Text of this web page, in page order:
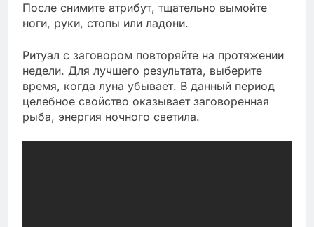
После снимите атрибут, тщательно вымойте
ноги, руки, стопы или ладони.
Ритуал с заговором повторяйте на протяжении
недели. Для лучшего результата, выберите
время, когда луна убывает. В данный период
целебное свойство оказывает заговоренная
рыба, энергия ночного светила.